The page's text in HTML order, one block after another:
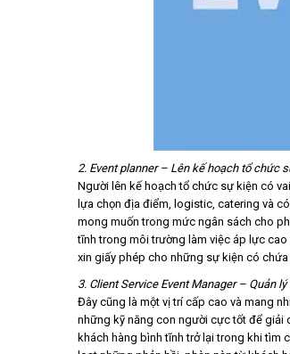
2. Event planner – Lên kế hoạch tổ chức
Người lên kế hoạch tổ chức sự kiện có
lựa chọn địa điểm, logistic, catering và
mong muốn trong mức ngân sách cho
tĩnh trong môi trường làm việc áp lực
xin giấy phép cho những sự kiện có
3. Client Service Event Manager – Quản
Đây cũng là một vị trí cấp cao và mang
những kỹ năng con người cực tốt để giải
khách hàng bình tĩnh trở lại trong khi tìm